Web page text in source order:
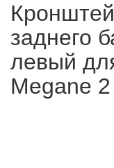
кронштейн
заднего
левый
Megane 2